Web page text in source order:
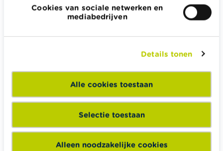
Cookies van sociale netwerken en
mediabedrijven
Details tonen
Alle cookies toestaan
Selectie toestaan
Alleen noodzakelijke cookies
Is het mogelijk van pensioenspaarfonds naar
pensioenspaarverzekering of omgekeerd te
die waarin je nu spaart. Wegens fiscale redenen is het
pensioenspaarfonds als een pensioenverzekering aan
te houden. Je moet dan wel elk jaar kiezen waarin je
spaart. Bijvoorbeeld het ene jaar in de